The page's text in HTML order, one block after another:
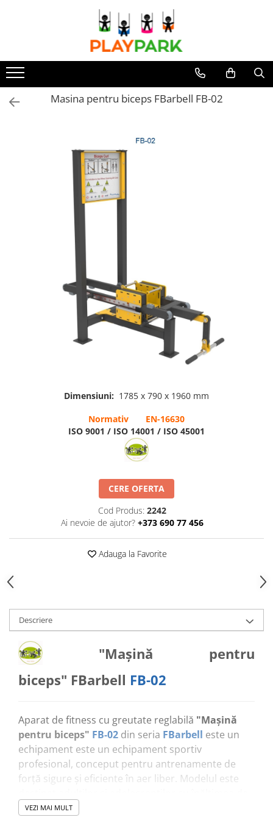
Complexe de Joacă
PREMIUM
WOOD (pentru casă și grădină)
Complexe de joacă Interior
Aparate fitness exterior
Complexe WORKOUT
Complexe WORKOUT Kids
Aparate de forță FBarbell
Terenuri sportive
Săli de sport
Echipamente de Joacă
Mese și bănci pentru copii
Table pentru desen
Gardulețe
Echipamente pentru grădinițe
Accesorii / Componente
Leagăne suspendate pentru
Tobogane din plastic
Frânghii, Inele, Trapeze
Elemente structurale
Oferte și Proiecte
Structuri din Frânghie
Educativ / Creativ
Masina pentru biceps FBarbell FB-02
Dimensiuni: 1785 x 790 x 1960 mm
Normativ EN-16630
ISO 9001 / ISO 14001 / ISO 45001
CERE OFERTA
Cod Produs: 2242
Ai nevoie de ajutor? +373 690 77 456
Adauga la Favorite
Descriere
"Mașină pentru
biceps" FBarbell FB-02
Aparat de fitness cu greutate reglabilă "Mașină
pentru biceps" FB-02 din seria FBarbell este un
echipament este un echipament sportiv
profesional, conceput pentru antrenamente de
forță sigure și eficiente în aer liber. Modelul este
minimum 140 cm și este ideal pentru zone sportive
VEZI MAI MULT